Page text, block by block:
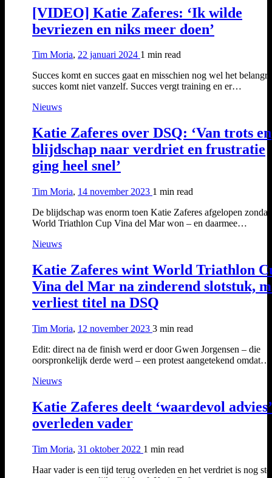
[VIDEO] Katie Zaferes: ‘Ik wilde
bevriezen en niks meer doen’
Tim Moria, 22 januari 2024 1 min read
Succes komt en succes gaat en misschien nog wel het
succes komt niet vanzelf. Succes vergt training en er…
Nieuws
Katie Zaferes over DSQ: ‘Van trots en
blijdschap naar verdriet en frustratie
ging heel snel’
Tim Moria, 14 november 2023 1 min read
De blijdschap was enorm toen Katie Zaferes afgelopen
World Triathlon Cup Vina del Mar won – en daarmee…
Nieuws
Katie Zaferes wint World Triathlon
Vina del Mar na zinderend slotstuk,
verliest titel na DSQ
Tim Moria, 12 november 2023 3 min read
Edit: direct na de finish werd er door Gwen Jorgensen – die
oorspronkelijk derde werd – een protest aangetekend omdat…
Nieuws
Katie Zaferes deelt ‘waardevol advies’
overleden vader
Tim Moria, 31 oktober 2022 1 min read
Haar vader is een tijd terug overleden en het verdriet is nog